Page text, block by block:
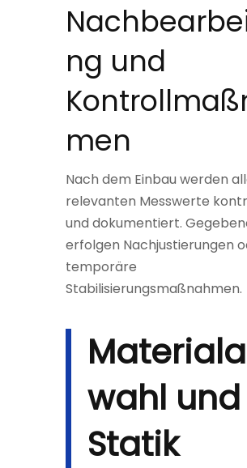
ng und
men
Nach dem Einbau werden
relevanten Messwerte
und dokumentiert.
erfolgen Nachjustierungen
temporäre
Stabilisierungsmaßnahmen.
wahl und
Statik